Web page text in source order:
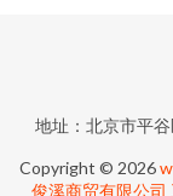
地址：北京市平
Copyright © 2026
俊溪商贸有限公司